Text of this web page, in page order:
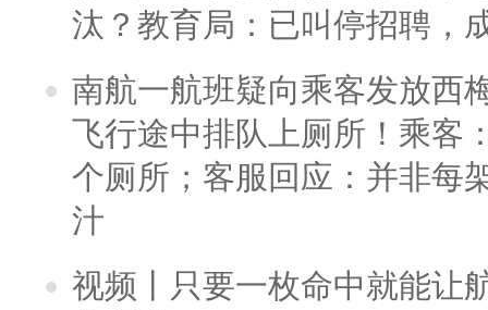
汰？教育局：已叫停招聘，
南航一航班疑向乘客发放西
飞行途中排队上厕所！乘客
个厕所；客服回应：并非每
汁
视频丨只要一枚命中就能让